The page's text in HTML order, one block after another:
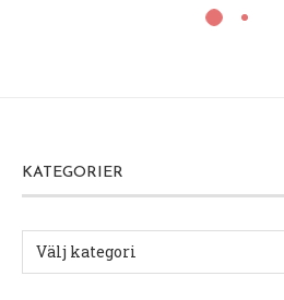
KATEGORIER